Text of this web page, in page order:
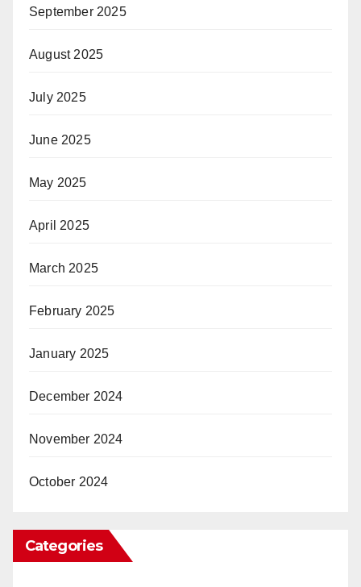
September 2025
August 2025
July 2025
June 2025
May 2025
April 2025
March 2025
February 2025
January 2025
December 2024
November 2024
October 2024
Categories